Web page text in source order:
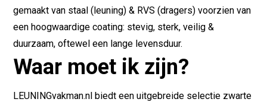
gemaakt van staal (leuning) & RVS (dragers) voorzien van
een hoogwaardige coating: stevig, sterk, veilig &
duurzaam, oftewel een lange levensduur.
Waar moet ik zijn?
LEUNINGvakman.nl biedt een uitgebreide selectie zwarte